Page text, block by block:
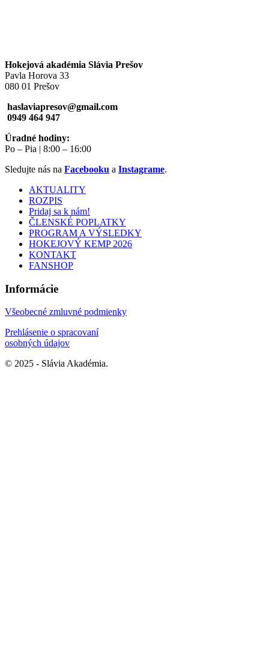
Hokejová akadémia Slávia Prešov
Pavla Horova 33
080 01 Prešov
haslaviapresov@gmail.com
0949 464 947
Úradné hodiny:
Po – Pia | 8:00 – 16:00
Sledujte nás na Facebooku a Instagrame.
AKTUALITY
ROZPIS
Pridaj sa k nám!
ČLENSKÉ POPLATKY
PROGRAM A VÝSLEDKY
HOKEJOVÝ KEMP 2026
KONTAKT
FANSHOP
Informácie
Všeobecné zmluvné podmienky
Prehlásenie o spracovaní
osobných údajov
© 2025 - Slávia Akadémia.